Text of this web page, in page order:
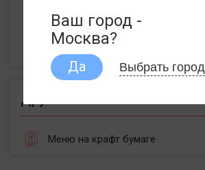
Пакеты с воздушной подушкой
Другое
Меню на крафт бумаге
Ваш город -
Москва?
Да Выбрать город